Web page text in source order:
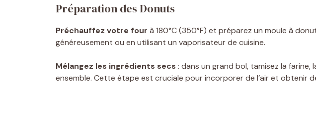
Préparation des Donuts
Préchauffez votre four à 180°C (350°F) et préparez un moule à
généreusement ou en utilisant un vaporisateur de cuisine.
Mélangez les ingrédients secs : dans un grand bol, tamisez la farine,
ensemble. Cette étape est cruciale pour incorporer de l’air et obtenir